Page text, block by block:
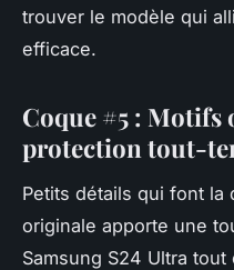
trouver le modèle qui
efficace.
Coque #5 :
protection tout-
Petits détails qui font
originale apporte une
Samsung S24 Ultra